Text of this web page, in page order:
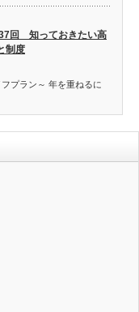
回 知っておきたい高
制度
プラン～ 年を重ねるに